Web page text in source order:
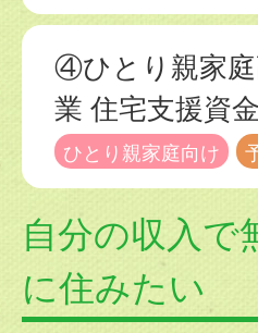
④ひとり親家庭
業 住宅支援資金
ひとり親家庭向け
自分の収入で
に住みたい